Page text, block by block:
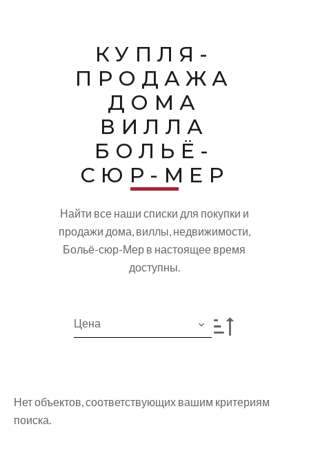
КУПЛЯ-
ПРОДАЖА
ДОМА
ВИЛЛА
БОЛЬЁ-
СЮР-МЕР
Найти все наши списки для покупки и
продажи дома, виллы, недвижимости,
Больё-сюр-Мер в настоящее время
доступны.
Цена
Нет объектов, соответствующих вашим критериям
поиска.